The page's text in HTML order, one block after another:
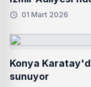
01 Mart 2026
Konya
sunuyor